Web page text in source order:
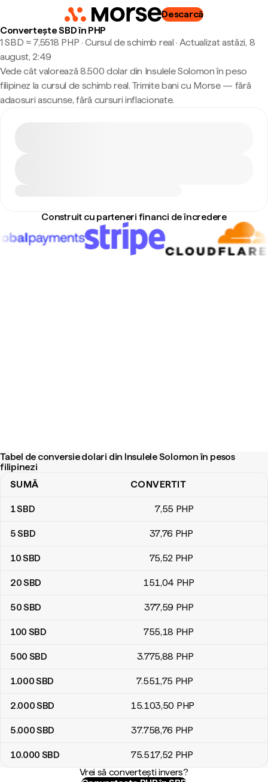
Descarcă
Convertește SBD în PHP
1 SBD ≈ 7,5518 PHP · Cursul de schimb real · Actualizat astăzi, 8
august, 2:49
Vede cât valorează 8.500 dolar din Insulele Solomon în peso
filipinez la cursul de schimb real. Trimite bani cu Morse — fără
adaosuri ascunse, fără cursuri inflacionate.
Construit cu parteneri financi de încredere
Tabel de conversie dolari din Insulele Solomon în pesos
filipinezi
Tabel de conversie dolari din Insulele Solomon în pesos filipinezi
SUMĂ CONVERTIT
1SBD 7,55 PHP
5SBD 37,76 PHP
10SBD 75,52 PHP
20SBD 151,04 PHP
50SBD 377,59 PHP
100 SBD 755,18 PHP
500 SBD 3.775,88 PHP
1.000SBD 7.551,75 PHP
2.000SBD 15.103,50 PHP
5.000SBD 37.758,76 PHP
10.000 SBD 75.517,52 PHP
Vrei să convertești invers?